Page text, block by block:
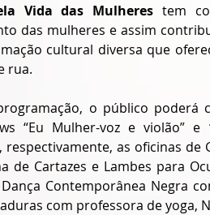
Vida das Mulheres tem
das mulheres e assim
cultural diversa que
rua.
o público poderá
“Eu Mulher-voz e violão”
respectivamente, as oficinas
de Cartazes e Lambes para
Contemporânea Negra
com professora de yoga,